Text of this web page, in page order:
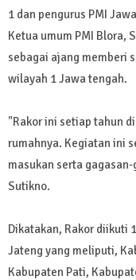
1 dan pengurus PMI
Ketua umum PMI Blora,
sebagai ajang memberi
wilayah 1 Jawa tengah.
"Rakor ini setiap tahun
rumahnya. Kegiatan ini
masukan serta
Sutikno.
Dikatakan, Rakor diikuti
Jateng yang meliputi,
Kabupaten Pati,